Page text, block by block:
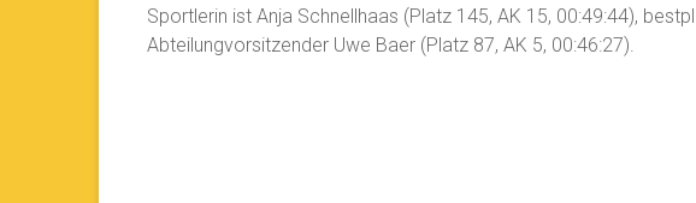
Sportlerin ist Anja Schnellhaas (Platz 145, AK 15, 00:49:44),
Abteilungvorsitzender Uwe Baer (Platz 87, AK 5, 00:46:27).